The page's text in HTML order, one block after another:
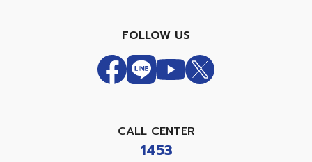
FOLLOW US
CALL CENTER
1453